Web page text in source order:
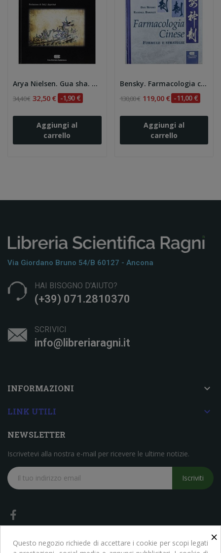
Arya Nielsen. Gua sha. Una tecnica tradizionale...
34,40 € 32,50 € -1,90 €
Aggiungi al
carrello
Bensky. Farmacologia cinese. Formule e strategie
130,00 € 119,00 € -11,00 €
Aggiungi al
carrello
Via Giordano Bruno 54/b 60127 - Ancona
HAI BISOGNO D'AIUTO?
(+39) 071.2810370
SCRIVICI
info@libreriaragni.it
INFORMAZIONI 
LINK UTILI 
NEWSLETTER
Iscrivetevi alla nostra e-mail per ricevere le ultime notizie.
Iscriviti
×
Questo negozio richiede di accettare i cookie per scopi legati